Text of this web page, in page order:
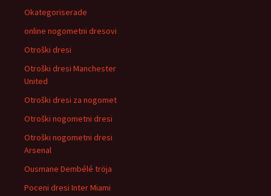
Okategoriserade
online nogometni dresovi
Otroški dresi
Otroški dresi Manchester
United
Otroški dresi za nogomet
Otroški nogometni dresi
Otroški nogometni dresi
Arsenal
Ousmane Dembélé tröja
Poceni dresi Inter Miami